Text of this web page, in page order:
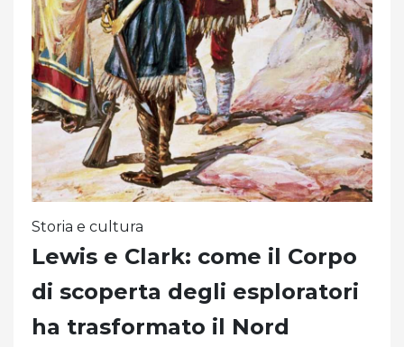
Storia e cultura
Lewis e Clark: come il Corpo
di scoperta degli esploratori
ha trasformato il Nord